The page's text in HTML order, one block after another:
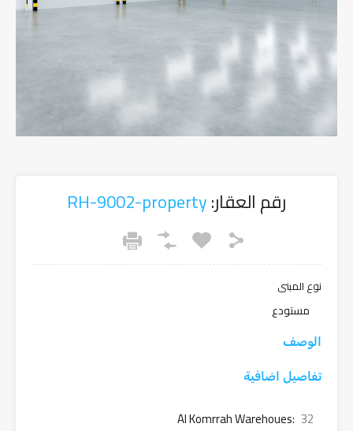
رقم العقار:
نوع المبنى
مستودع
الوصف
تفاصيل اضافية
Al Komrrah Warehoues: 32